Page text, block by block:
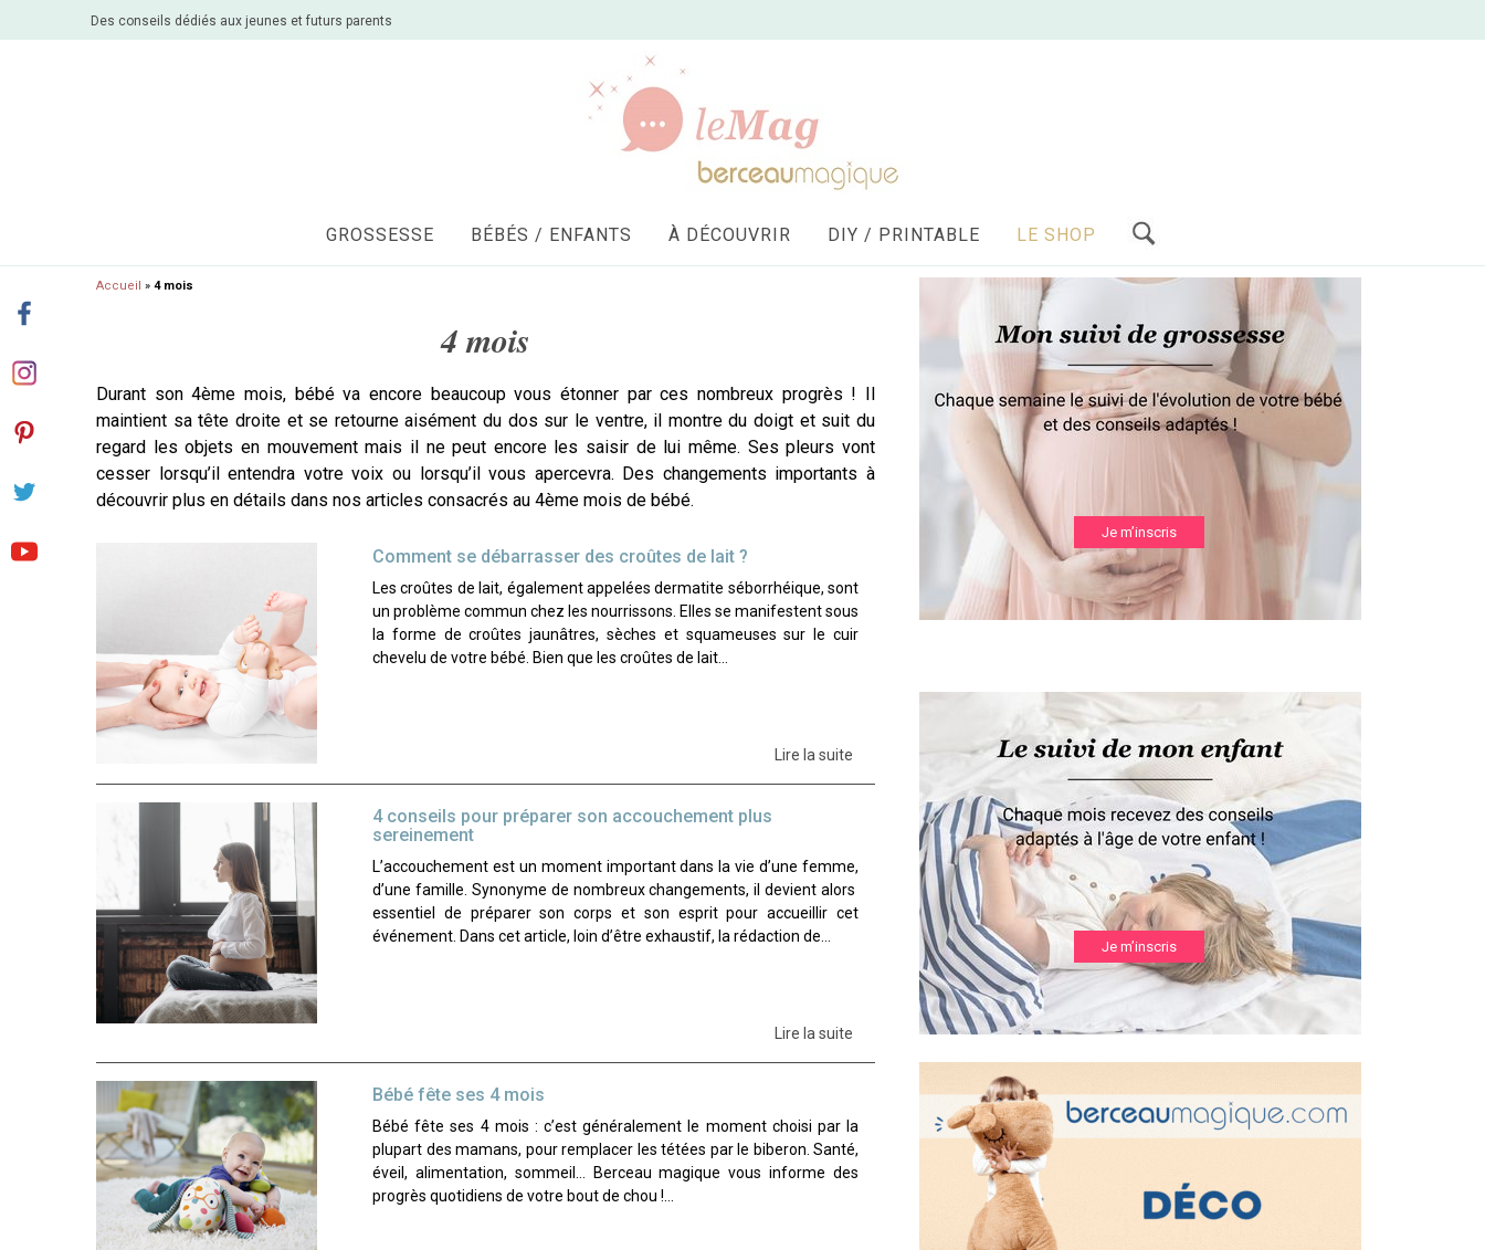
Des conseils dédiés aux jeunes et futurs parents
GROSSESSE BÉBÉS / ENFANTS À DÉCOUVRIR DIY / PRINTABLE LE SHOP
Accueil » 4 mois
4 mois
Durant son 4ème mois, bébé va encore beaucoup vous étonner par ces nombreux progrès ! Il
maintient sa tête droite et se retourne aisément du dos sur le ventre, il montre du doigt et suit du
regard les objets en mouvement mais il ne peut encore les saisir de lui même. Ses pleurs vont
cesser lorsqu’il entendra votre voix ou lorsqu’il vous apercevra. Des changements importants à
découvrir plus en détails dans nos articles consacrés au 4ème mois de bébé.
Comment se débarrasser des croûtes de lait ?
Les croûtes de lait, également appelées dermatite séborrhéique, sont
un problème commun chez les nourrissons. Elles se manifestent sous
la forme de croûtes jaunâtres, sèches et squameuses sur le cuir
chevelu de votre bébé. Bien que les croûtes de lait…
Lire la suite
4 conseils pour préparer son accouchement plus
sereinement
L’accouchement est un moment important dans la vie d’une femme,
d’une famille. Synonyme de nombreux changements, il devient alors
essentiel de préparer son corps et son esprit pour accueillir cet
événement. Dans cet article, loin d’être exhaustif, la rédaction de…
Lire la suite
Bébé fête ses 4 mois
Bébé fête ses 4 mois : c’est généralement le moment choisi par la
plupart des mamans, pour remplacer les tétées par le biberon. Santé,
éveil, alimentation, sommeil… Berceau magique vous informe des
progrès quotidiens de votre bout de chou !…
Je m’inscris
Je m’inscris